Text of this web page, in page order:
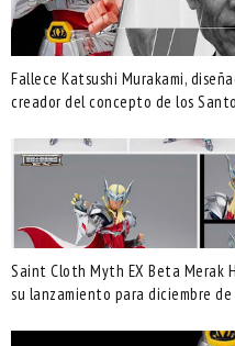
Fallece Katsushi Murakami,
creador del concepto de los
Saint Cloth Myth EX Beta Merak
su lanzamiento para diciembre de